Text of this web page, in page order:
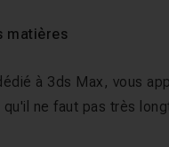
matières
à 3ds Max, vous
ne faut pas très